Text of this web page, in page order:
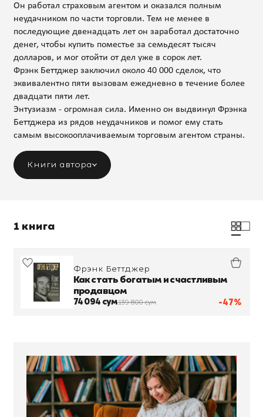
Он работал страховым агентом и оказался полным
неудачником по части торговли. Тем не менее в
последующие двенадцать лет он заработал достаточно
денег, чтобы купить поместье за семьдесят тысяч
долларов, и мог отойти от дел уже в сорок лет.
Фрэнк Беттджер заключил около 40 000 сделок, что
эквивалентно пяти вызовам ежедневно в течение более
двадцати пяти лет.
Энтузиазм - огромная сила. Именно он выдвинул Фрэнка
Беттджера из рядов неудачников и помог ему стать
самым высокооплачиваемым торговым агентом страны.
Книги автора
1 книга
-47%
Фрэнк Беттджер
Как стать богатым и счастливым
продавцом
74 094 сум139 800 сум